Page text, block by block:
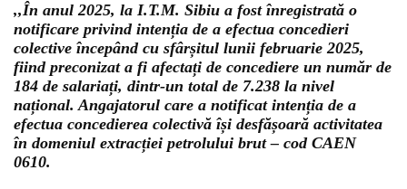
,,În anul 2025, la I.T.M. Sibiu a fost înregistrată o
notificare privind intenția de a efectua concedieri
colective începând cu sfârșitul lunii februarie 2025,
fiind preconizat a fi afectați de concediere un număr de
184 de salariați, dintr-un total de 7.238 la nivel
național. Angajatorul care a notificat intenția de a
efectua concedierea colectivă își desfășoară activitatea
în domeniul extracției petrolului brut – cod CAEN
0610.